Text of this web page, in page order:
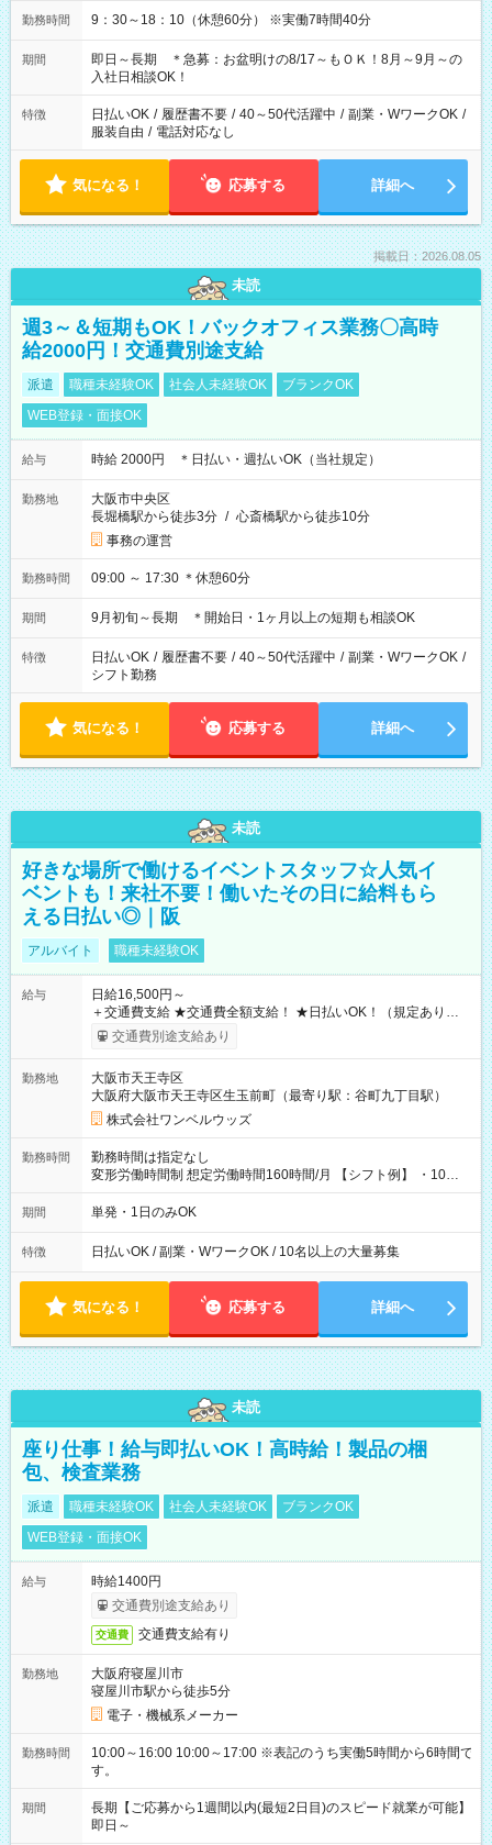
勤務時間 9：30～18：10（休憩60分） ※実働7時間40分
期間
即日～長期 ＊急募：お盆明けの8/17～もＯＫ！8月～9月～の
入社日相談OK！
特徴 日払いOK / 履歴書不要 / 40～50代活躍中 / 副業・WワークOK /
服装自由 / 電話対応なし
気になる！ 応募する 詳細へ
掲載日：2026.08.05
未読
週3～＆短期もOK！バックオフィス業務〇高時
給2000円！交通費別途支給
派遣 職種未経験OK 社会人未経験OK
ブランクOK
WEB登録・面接OK
給与 時給 2000円 ＊日払い・週払いOK（当社規定）
勤務地
大阪市中央区
長堀橋駅から徒歩3分 / 心斎橋駅から徒歩10分
事務の運営
勤務時間 09:00 ～ 17:30 ＊休憩60分
期間 9月初旬～長期 ＊開始日・1ヶ月以上の短期も相談OK
特徴 日払いOK / 履歴書不要 / 40～50代活躍中 / 副業・WワークOK /
シフト勤務
気になる！ 応募する 詳細へ
未読
好きな場所で働けるイベントスタッフ☆人気イ
ベントも！来社不要！働いたその日に給料もら
える日払い◎｜阪
アルバイト 職種未経験OK
給与
日給16,500円～
＋交通費支給 ★交通費全額支給！ ★日払いOK！（規定あり） ┗
働いたその日に現金GET♪ お仕事後はコンビニATMから 日払
交通費別途支給あり
勤務地
大阪市天王寺区
大阪府大阪市天王寺区生玉前町（最寄り駅：谷町九丁目駅）
株式会社ワンベルウッズ
勤務時間
勤務時間は指定なし
変形労働時間制 想定労働時間160時間/月 【シフト例】 ・10：
00～20：00
期間 単発・1日のみOK
特徴 日払いOK / 副業・WワークOK / 10名以上の大量募集
気になる！ 応募する 詳細へ
未読
座り仕事！給与即払いOK！高時給！製品の梱
包、検査業務
派遣 職種未経験OK 社会人未経験OK
ブランクOK
WEB登録・面接OK
給与
時給1400円
交通費別途支給あり
交通費 交通費支給有り
勤務地
大阪府寝屋川市
寝屋川市駅から徒歩5分
電子・機械系メーカー
勤務時間
10:00～16:00 10:00～17:00 ※表記のうち実働5時間から6時間で
す。
期間
長期【ご応募から1週間以内(最短2日目)のスピード就業が可能】
即日～